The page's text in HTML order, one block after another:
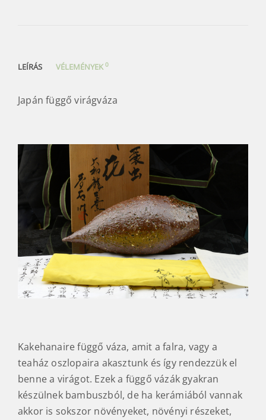
LEÍRÁS VÉLEMÉNYEK0
Japán függő virágváza
Kakehanaire függő váza, amit a falra, vagy a
teaház oszlopaira akasztunk és így rendezzük el
benne a virágot. Ezek a függő vázák gyakran
készülnek bambuszból, de ha kerámiából vannak
akkor is sokszor növényeket, növényi részeket,